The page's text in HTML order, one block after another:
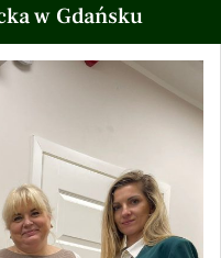
w Gdańsku